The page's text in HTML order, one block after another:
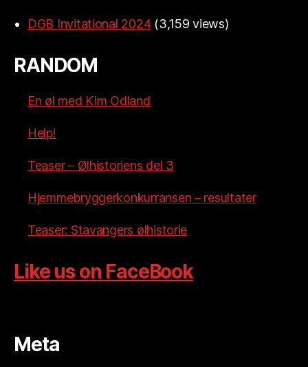
DGB Invitational 2024 (3,159 views)
RANDOM
En øl med Kim Odland
Help!
Teaser – Ølhistoriens del 3
Hjemmebryggerkonkurransen – resultater
Teaser: Stavangers ølhistorie
Like us on FaceBook
Meta